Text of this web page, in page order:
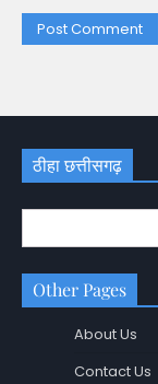
ठीहा छत्तीसगढ़
Other Pages
About Us
Contact Us